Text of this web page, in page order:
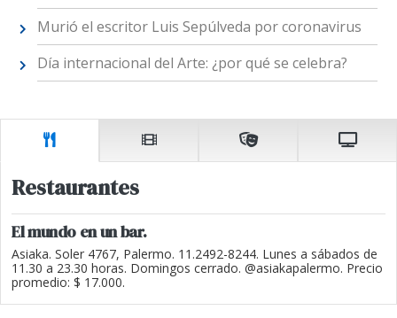
Murió el escritor Luis Sepúlveda por coronavirus
Día internacional del Arte: ¿por qué se celebra?
Restaurantes
El mundo en un bar.
Asiaka. Soler 4767, Palermo. 11.2492-8244. Lunes a sábados de
11.30 a 23.30 horas. Domingos cerrado. @asiakapalermo. Precio
promedio: $ 17.000.